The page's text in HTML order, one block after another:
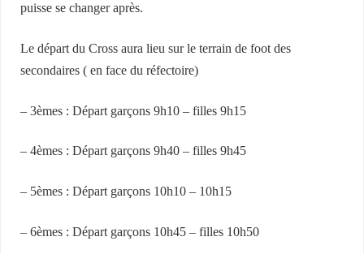
puisse se changer après.
Le départ du Cross aura lieu sur le terrain de foot des
secondaires ( en face du réfectoire)
– 3èmes : Départ garçons 9h10 – filles 9h15
– 4èmes : Départ garçons 9h40 – filles 9h45
– 5èmes : Départ garçons 10h10 – 10h15
– 6èmes : Départ garçons 10h45 – filles 10h50